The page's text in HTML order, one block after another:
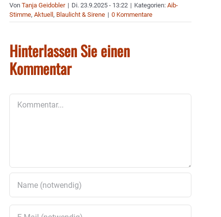
Von Tanja Geidobler | Di. 23.9.2025 - 13:22 | Kategorien: Aib-
Stimme, Aktuell , Blaulicht & Sirene | 0 Kommentare
Hinterlassen Sie einen
Kommentar